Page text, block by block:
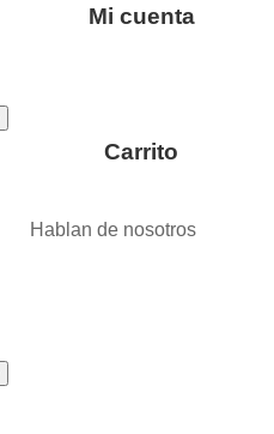
Mi cuenta
Carrito
Hablan de nosotros